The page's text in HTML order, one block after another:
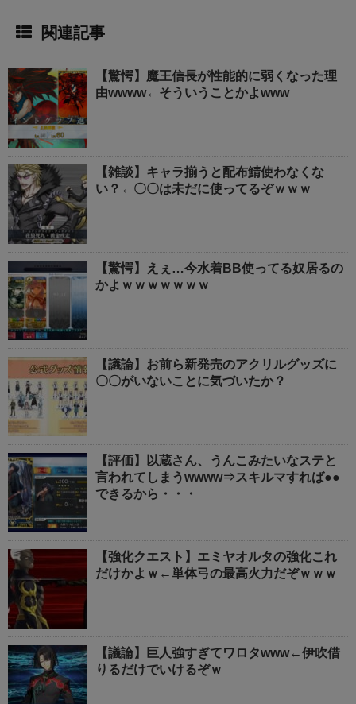
関連記事
【驚愕】魔王信長が性能的に弱くなった理
由wwww←そういうことかよwww
【雑談】キャラ揃うと配布鯖使わなくな
い？←〇〇は未だに使ってるぞｗｗｗ
【驚愕】えぇ…今水着BB使ってる奴居るの
かよｗｗｗｗｗｗｗ
【議論】お前ら新発売のアクリルグッズに
〇〇がいないことに気づいたか？
【評価】以蔵さん、うんこみたいなステと
言われてしまうwwww⇒スキルマすれば●●
できるから・・・
【強化クエスト】エミヤオルタの強化これ
だけかよｗ←単体弓の最高火力だぞｗｗｗ
【議論】巨人強すぎてワロタwww←伊吹借
りるだけでいけるぞｗ